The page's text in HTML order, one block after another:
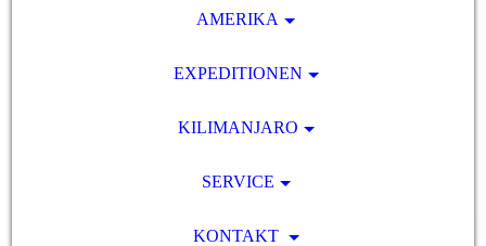
AMERIKA
EXPEDITIONEN
KILIMANJARO
SERVICE
KONTAKT